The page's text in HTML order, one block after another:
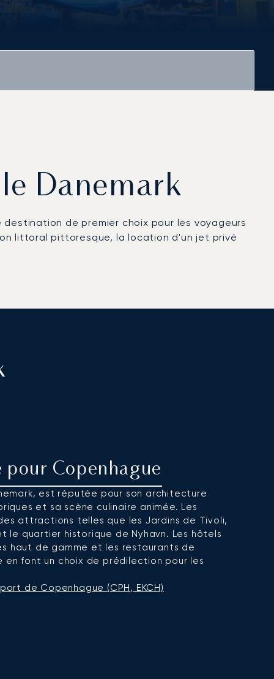
Danemark
de premier choix pour les voyageurs
littoral pittoresque, la location d'un jet privé
pour Copenhague
est réputée pour son architecture
et sa scène culinaire animée. Les
attractions telles que les Jardins de Tivoli,
le quartier historique de Nyhavn. Les hôtels
haut de gamme et les restaurants de
en font un choix de prédilection pour les
de Copenhague (CPH, EKCH)